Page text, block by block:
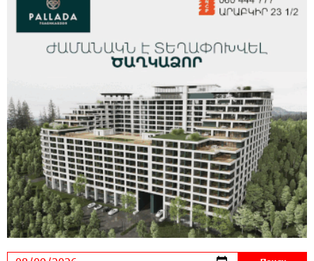
мониторинг дикой природы в Гнишике с
помощью солнечной энергии
Ucom и FPWC обеспечат круглосуточный
мониторинг дикой природы в Гнишике с
помощью солнечной энергии
22:41:05 3-08-2026
Idram и IDBank - рядом со стартапами на
Seaside Startup Summit
10:12:55 3-08-2026
В мобильном приложении Юнибанка теперь